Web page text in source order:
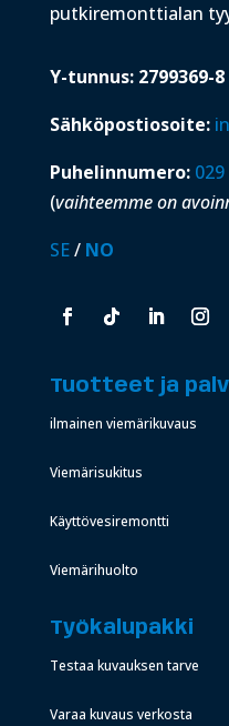
putkiremonttialan
Y-tunnus: 2799369-8
Sähköpostiosoite:
Puhelinnumero:
(vaihteemme on
SE/ NO
Tuotteet ja
ilmainen viemärikuvaus
Viemärisukitus
Käyttövesiremontti
Viemärihuolto
Työkalupakki
Testaa kuvauksen tarve
Varaa kuvaus verkosta